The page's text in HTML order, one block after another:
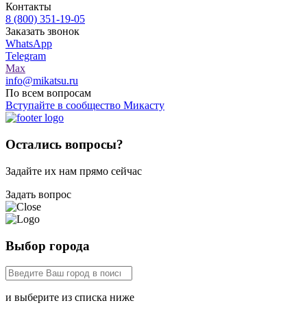
Контакты
8 (800) 351-19-05
Заказать звонок
WhatsApp
Telegram
Max
info@mikatsu.ru
По всем вопросам
Вступайте в сообщество Микасту
Остались вопросы?
Задайте их нам прямо сейчас
Задать вопрос
Выбор города
и выберите из списка ниже